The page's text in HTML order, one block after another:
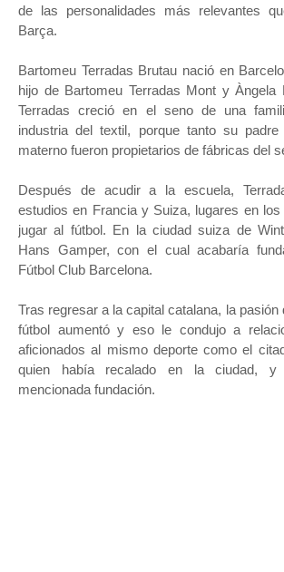
de las personalidades más relevantes
Barça.
Bartomeu Terradas Brutau nació en
hijo de Bartomeu Terradas Mont y Àngela
Terradas creció en el seno de una
industria del textil, porque tanto su
materno fueron propietarios de fábricas del
Después de acudir a la escuela,
estudios en Francia y Suiza, lugares en
jugar al fútbol. En la ciudad suiza de
Hans Gamper, con el cual acabaría
Fútbol Club Barcelona.
Tras regresar a la capital catalana, la pasión
fútbol aumentó y eso le condujo a
aficionados al mismo deporte como el
quien había recalado en la ciudad,
mencionada fundación.